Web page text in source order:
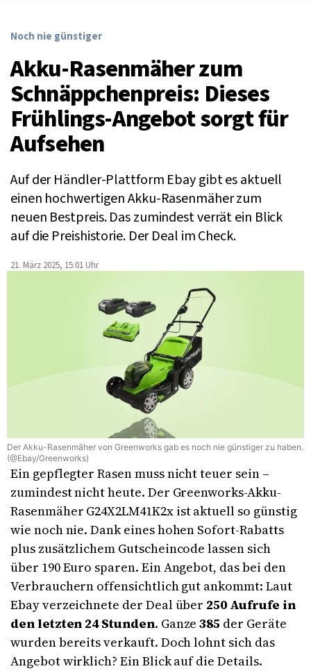
Noch nie günstiger
Akku-Rasenmäher zum
Schnäppchenpreis: Dieses
Frühlings-Angebot sorgt für
Aufsehen
Auf der Händler-Plattform Ebay gibt es aktuell
einen hochwertigen Akku-Rasenmäher zum
neuen Bestpreis. Das zumindest verrät ein Blick
auf die Preishistorie. Der Deal im Check.
21. März 2025, 15:01 Uhr
Der Akku-Rasenmäher von Greenworks gab es noch nie günstiger zu haben.
(@Ebay/Greenworks)
Ein gepflegter Rasen muss nicht teuer sein –
zumindest nicht heute. Der Greenworks-Akku-
Rasenmäher G24X2LM41K2x ist aktuell so günstig
wie noch nie. Dank eines hohen Sofort-Rabatts
plus zusätzlichem Gutscheincode lassen sich
über 190 Euro sparen. Ein Angebot, das bei den
Verbrauchern offensichtlich gut ankommt: Laut
Ebay verzeichnete der Deal über 250 Aufrufe in
den letzten 24 Stunden. Ganze385 der Geräte
wurden bereits verkauft. Doch lohnt sich das
Angebot wirklich? Ein Blick auf die Details.